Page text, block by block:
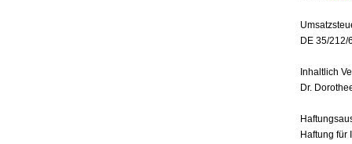
DE 35/212/
Inhaltlich
Dr.
Haftung für